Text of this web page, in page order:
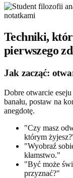
Techniki,
pierwszego
Jak zacząć:
Dobre otwarcie
banału, postaw na
anegdotę.
"Czy masz
którym
"Wyobraź
kłamstwo."
"Być może
przyznać?"